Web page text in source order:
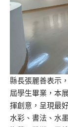
縣長張麗善表示
屆學生畢業，本
揮創意，呈現最
水彩、書法、水